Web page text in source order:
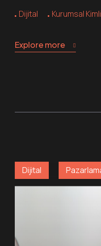
Dijital Kurumsal
Explore more
Dijital